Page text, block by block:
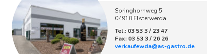
Springhornweg 5
04910 Elsterwerda
Tel.: 03 53 3 / 23 47
Fax: 03 53 3 / 26 26
verkaufewda@as-gastro.de